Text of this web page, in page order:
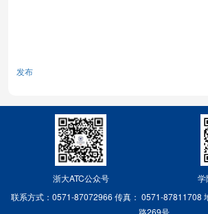
发布
浙大ATC公众号
学
联系方式：0571-87072966 传真： 0571-87811708